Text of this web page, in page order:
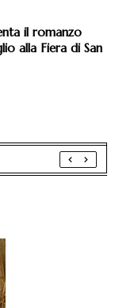
il romanzo
alla Fiera di San